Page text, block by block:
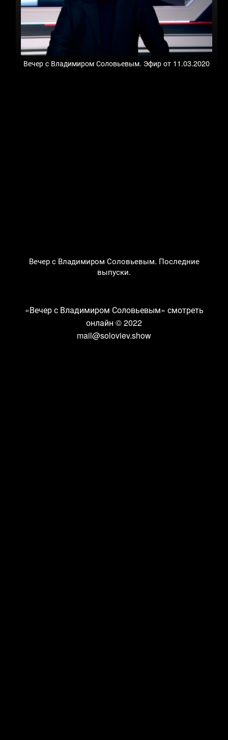
Вечер с Владимиром Соловьевым. Эфир от 11.03.2020
Вечер с Владимиром Соловьевым. Последние
выпуски.
«Вечер с Владимиром Соловьевым» смотреть
онлайн © 2022
mail@soloviev.show